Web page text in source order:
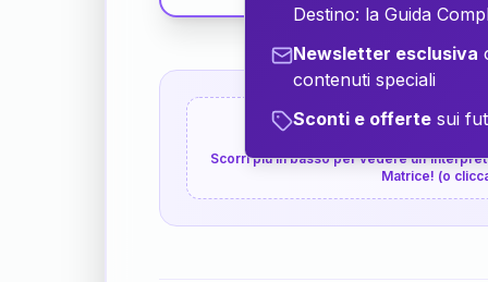
👇 P.S. Interpretazione
Scorri più in basso per vedere
Matrice! (o
Destino: la Guida
Newsletter esclusiva
contenuti speciali
Sconti e offerte sui